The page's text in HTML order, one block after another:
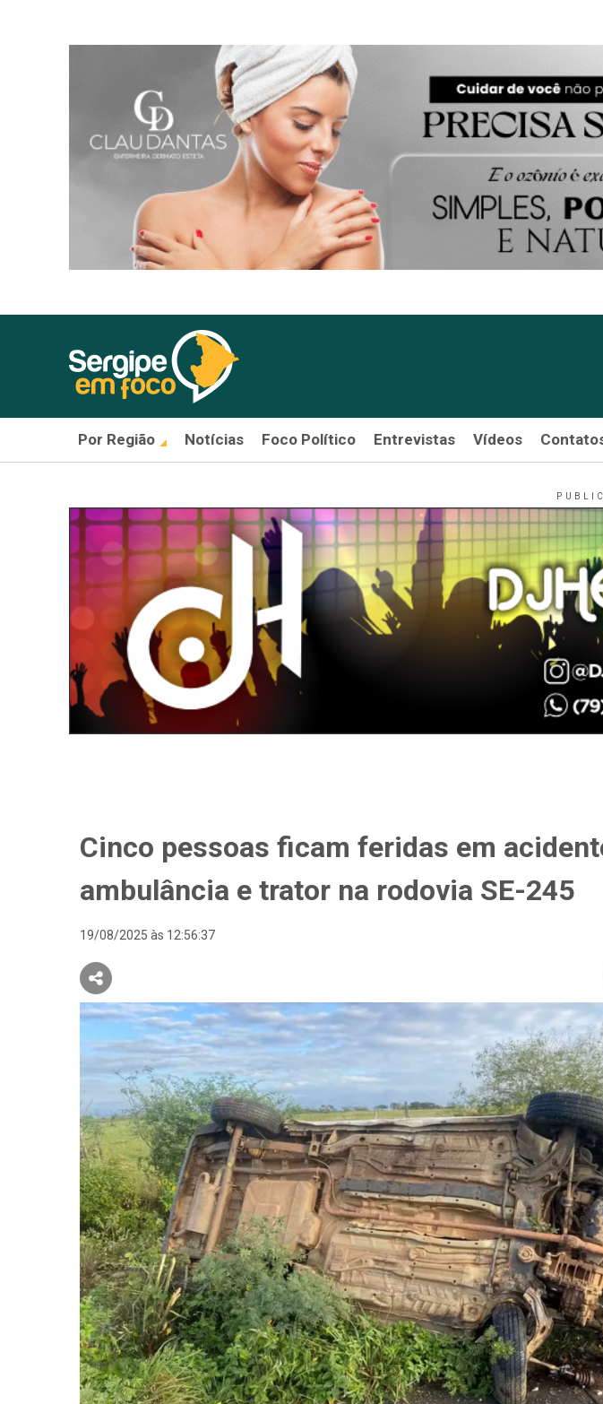
Por Região Notícias Foco Político Entrevistas Vídeos
Cinco pessoas ficam feridas em
ambulância e trator na rodovia SE-245
19/08/2025 às 12:56:37